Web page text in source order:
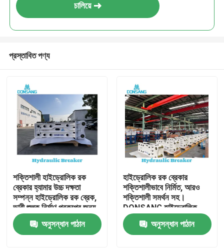
চালিয়ে
প্রস্তাবিত পণ্য
শক্তিশালী হাইড্রোলিক রক
ব্রেকার হ্যামার উচ্চ দক্ষতা
সম্পন্ন হাইড্রোলিক রক ব্রেক,
ভারী শুল্ক নির্মাণ প্রকল্পের জন্য,
পাথর ভাঙ্গা থেকে পুনর্ব্যবহার
পর্যন্ত DONSANG বহুমুখী
হাইড্রোলিক ব্রেকার, OEM
অনুসন্ধান পাঠান
হাইড্রোলিক রক ব্রেকার
শক্তিশালীভাবে নির্মিত, আরও
শক্তিশালী সমর্থন সহ।
DONSANG হাইড্রোলিক
ব্রেকার, ২৪/৭ বিশেষজ্ঞ সহায়তা
সহ। হাইড্রোলিক রক হ্যামার
অ্যাটাচমেন্ট, নির্মাণ যন্ত্রাংশ
অনুসন্ধান পাঠান